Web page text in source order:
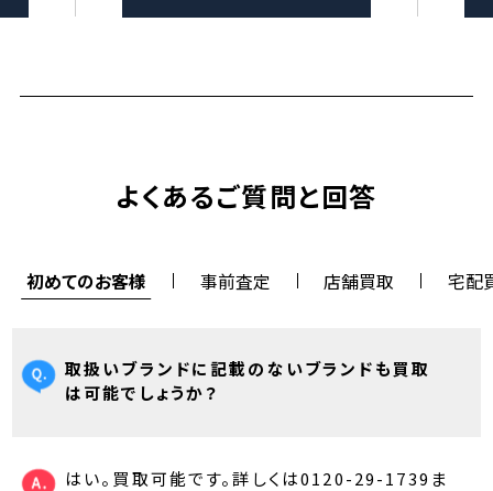
よくあるご質問と回答
初めてのお客様 事前査定 店舗買取 宅配
取扱いブランドに記載のないブランドも買取
は可能でしょうか？
はい。買取可能です。詳しくは0120-29-1739ま